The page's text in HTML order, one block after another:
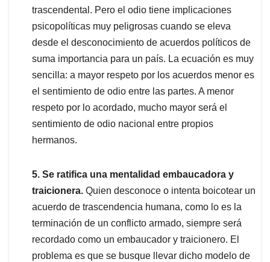
trascendental. Pero el odio tiene implicaciones
psicopolíticas muy peligrosas cuando se eleva
desde el desconocimiento de acuerdos políticos de
suma importancia para un país. La ecuación es muy
sencilla: a mayor respeto por los acuerdos menor es
el sentimiento de odio entre las partes. A menor
respeto por lo acordado, mucho mayor será el
sentimiento de odio nacional entre propios
hermanos.
5. Se ratifica una mentalidad embaucadora y
traicionera. Quien desconoce o intenta boicotear un
acuerdo de trascendencia humana, como lo es la
terminación de un conflicto armado, siempre será
recordado como un embaucador y traicionero. El
problema es que se busque llevar dicho modelo de